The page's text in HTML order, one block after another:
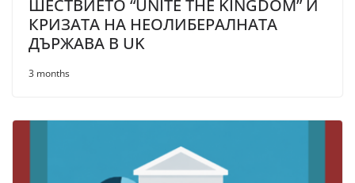
ШЕСТВИЕТО “UNITE THE KINGDOM” И
КРИЗАТА НА НЕОЛИБЕРАЛНАТА
ДЪРЖАВА В UK
3 months